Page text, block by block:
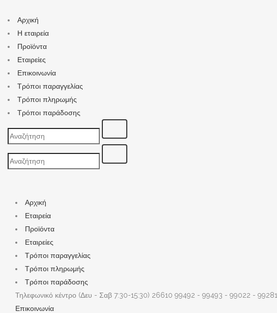
Αρχική
Η εταιρεία
Προϊόντα
Εταιρείες
Επικοινωνία
Τρόποι παραγγελίας
Τρόποι πληρωμής
Τρόποι παράδοσης
for:
for:
Αρχική
Εταιρεία
Προϊόντα
Εταιρείες
Τρόποι παραγγελίας
Τρόποι πληρωμής
Τρόποι παράδοσης
Τηλεφωνικό κέντρο (Δευ - Σαβ 7:30-15:30) 26610 99492 - 99493 - 99022 - 99281
Επικοινωνία